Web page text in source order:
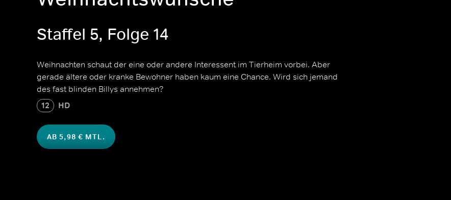
Staffel 5, Folge 14
Weihnachten schaut der eine oder andere Interessent im Tierheim vorbei. Aber
gerade ältere oder kranke Bewohner haben kaum eine Chance. Wird sich jemand
des fast blinden Billys annehmen?
12 HD
AB 5,98 € MTL.